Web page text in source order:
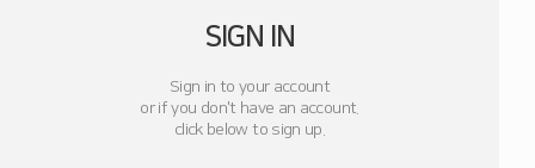
SIGN IN
Sign in to your account
or if you don't have an account.
click below to sign up.